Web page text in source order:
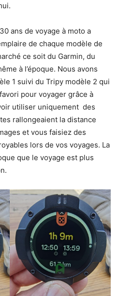
ans de voyage à moto a
de chaque modèle de
ce soit du Garmin, du
à l’époque. Nous avons
1 suivi du Tripy modèle 2 qui
pour voyager grâce à
utiliser uniquement des
rallongeaient la distance
et vous faisiez des
lors de vos voyages. La
que le voyage est plus